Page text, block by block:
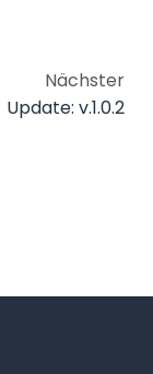
Nächster
Update: v.1.0.2